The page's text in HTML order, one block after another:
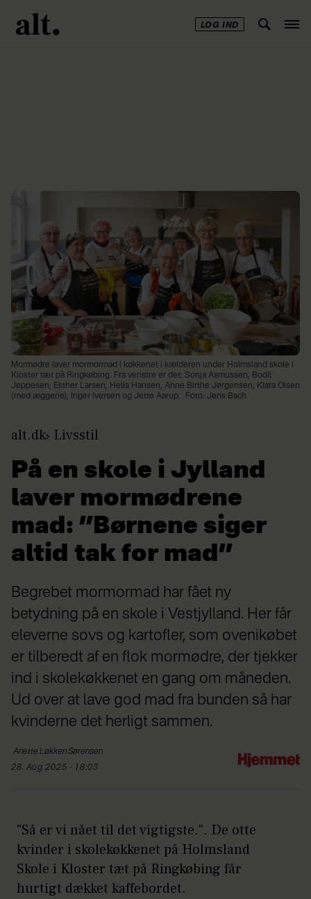
LOG IND
Mormødre laver mormormad i køkkenet i kælderen under Holmsland skole i
Kloster tæt på Ringkøbing. Fra venstre er det: Sonja Asmussen, Bodil
Jeppesen, Esther Larsen, Hella Hansen, Anne Birthe Jørgensen, Klara Olsen
(med æggene), Inger Iversen og Jette Aarup.
Foto: Jens Bach
alt.dk Livsstil
På en skole i Jylland
laver mormødrene
mad: ”Børnene siger
altid tak for mad”
Begrebet mormormad har fået ny
betydning på en skole i Vestjylland. Her får
eleverne sovs og kartofler, som ovenikøbet
er tilberedt af en flok mormødre, der tjekker
ind i skolekøkkenet en gang om måneden.
Ud over at lave god mad fra bunden så har
kvinderne det herligt sammen.
Anette LøkkenSørensen
28. Aug 2025 - 18:03
"Så er vi nået til det vigtigste.". De otte
kvinder i skolekøkkenet på Holmsland
Skole i Kloster tæt på Ringkøbing får
hurtigt dækket kaffebordet.